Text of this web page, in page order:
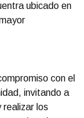
ubicado en
con el
invitando a
los